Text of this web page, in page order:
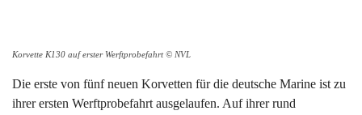
Korvette K130 auf erster Werftprobefahrt © NVL
Die erste von fünf neuen Korvetten für die deutsche Marine ist zu
ihrer ersten Werftprobefahrt ausgelaufen. Auf ihrer rund